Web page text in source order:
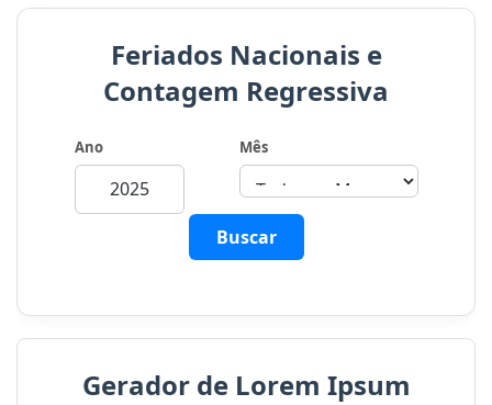
Feriados Nacionais e
Contagem Regressiva
Ano Mês
Buscar
Gerador de Lorem Ipsum